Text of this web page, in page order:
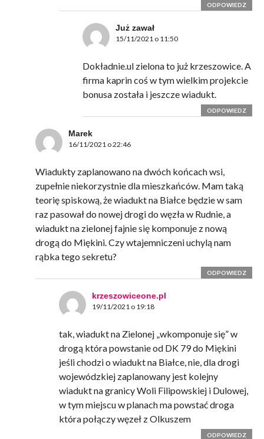
ODPOWIEDZ
Już zawał
15/11/2021 o 11:50
Dokładnie.ul zielona to już krzeszowice. A
firma kaprin coś w tym wielkim projekcie
bonusa została i jeszcze wiadukt.
ODPOWIEDZ
Marek
16/11/2021 o 22:46
Wiadukty zaplanowano na dwóch końcach wsi,
zupełnie niekorzystnie dla mieszkańców. Mam taką
teorię spiskową, że wiadukt na Białce będzie w sam
raz pasował do nowej drogi do węzła w Rudnie, a
wiadukt na zielonej fajnie się komponuje z nową
drogą do Miękini. Czy wtajemniczeni uchylą nam
rąbka tego sekretu?
ODPOWIEDZ
krzeszowiceone.pl
19/11/2021 o 19:18
tak, wiadukt na Zielonej „wkomponuje się” w
drogą która powstanie od DK 79 do Miękini
jeśli chodzi o wiadukt na Białce, nie, dla drogi
wojewódzkiej zaplanowany jest kolejny
wiadukt na granicy Woli Filipowskiej i Dulowej,
w tym miejscu w planach ma powstać droga
która połączy węzeł z Olkuszem
ODPOWIEDZ